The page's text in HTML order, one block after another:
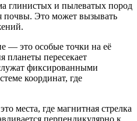
глинистых и пылеватых пород
почвы. Это может вызывать
— это особые точки на её
планеты пересекает
фиксированными
координат, где
места, где магнитная стрелка